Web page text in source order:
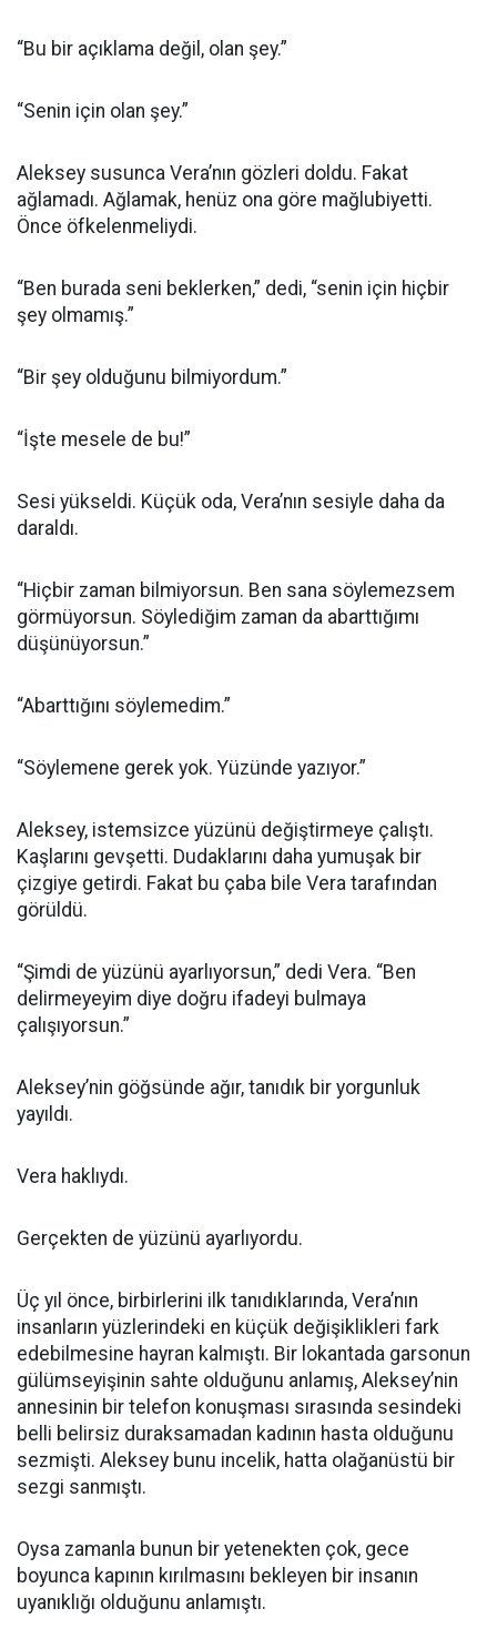
“Bu bir açıklama değil, olan şey.”
“Senin için olan şey.”
Aleksey susunca Vera’nın gözleri doldu. Fakat
ağlamadı. Ağlamak, henüz ona göre mağlubiyetti.
Önce öfkelenmeliydi.
“Ben burada seni beklerken,” dedi, “senin için hiçbir
şey olmamış.”
“Bir şey olduğunu bilmiyordum.”
“İşte mesele de bu!”
Sesi yükseldi. Küçük oda, Vera’nın sesiyle daha da
daraldı.
“Hiçbir zaman bilmiyorsun. Ben sana söylemezsem
görmüyorsun. Söylediğim zaman da abarttığımı
düşünüyorsun.”
“Abarttığını söylemedim.”
“Söylemene gerek yok. Yüzünde yazıyor.”
Aleksey, istemsizce yüzünü değiştirmeye çalıştı.
Kaşlarını gevşetti. Dudaklarını daha yumuşak bir
çizgiye getirdi. Fakat bu çaba bile Vera tarafından
görüldü.
“Şimdi de yüzünü ayarlıyorsun,” dedi Vera. “Ben
delirmeyeyim diye doğru ifadeyi bulmaya
çalışıyorsun.”
Aleksey’nin göğsünde ağır, tanıdık bir yorgunluk
yayıldı.
Vera haklıydı.
Gerçekten de yüzünü ayarlıyordu.
Üç yıl önce, birbirlerini ilk tanıdıklarında, Vera’nın
insanların yüzlerindeki en küçük değişiklikleri fark
edebilmesine hayran kalmıştı. Bir lokantada garsonun
gülümseyişinin sahte olduğunu anlamış, Aleksey’nin
annesinin bir telefon konuşması sırasında sesindeki
belli belirsiz duraksamadan kadının hasta olduğunu
sezmişti. Aleksey bunu incelik, hatta olağanüstü bir
sezgi sanmıştı.
Oysa zamanla bunun bir yetenekten çok, gece
boyunca kapının kırılmasını bekleyen bir insanın
uyanıklığı olduğunu anlamıştı.